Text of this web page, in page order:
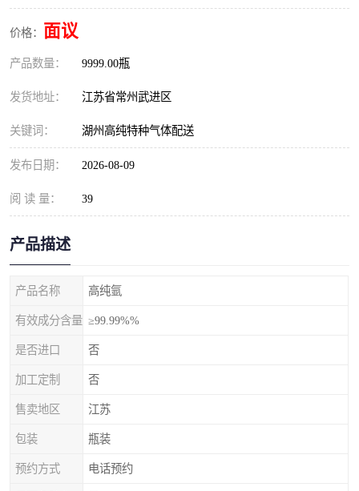
价格： 面议
产品数量： 9999.00瓶
发货地址： 江苏省常州武进区
关键词： 湖州高纯特种气体配送
发布日期： 2026-08-09
阅 读 量： 39
产品描述
产品名称 高纯氩
有效成分含量 ≥99.99%%
是否进口 否
加工定制 否
售卖地区 江苏
包装 瓶装
预约方式 电话预约